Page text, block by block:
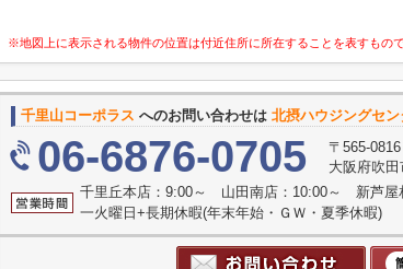
※地図上に表示される物件の位置は付近住所に所在することを表すもの
千里山コーポラス へのお問い合わせは 北摂ハウジングセ
06-6876-0705
〒565-0816
大阪府吹
千里丘本店：9:00～ 山田南店：10:00～ 新芦
一火曜日+長期休暇(年末年始・ＧＷ・夏季休暇)